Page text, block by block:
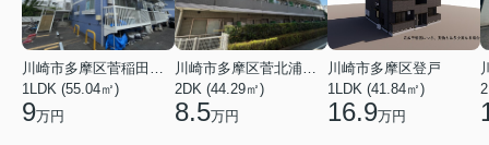
1LDK (55.04㎡)
9万円
2DK (44.29㎡)
8.5万円
川崎市多摩区登戸
1LDK (41.84㎡)
16.9万円